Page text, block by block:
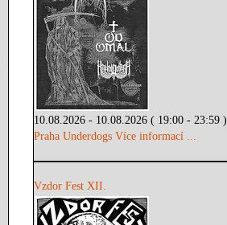
10.08.2026 - 10.08.2026 ( 19:00 - 23:59 )
Praha Underdogs Více informací ...
Vzdor Fest XII.